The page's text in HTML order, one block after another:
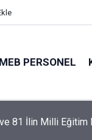
MEB PERSONEL
81 İlin Milli Eğitim